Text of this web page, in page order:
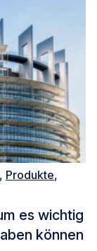
, Produkte,
es wichtig
können